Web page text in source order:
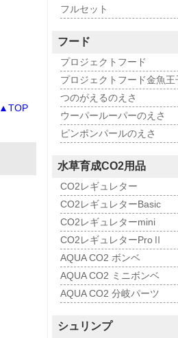
▲TOP
フルセット
フード
プロジェクトフード
プロジェクトフード金魚王
つのがえるのえさ
ウーパールーパーのえさ
ピンポンパールのえさ
水草育成CO2用品
CO2レギュレター
CO2レギュレターBasic
CO2レギュレターmini
CO2レギュレターProⅡ
AQUA CO2 ボンベ
AQUA CO2 ミニボンベ
AQUA CO2 分岐パーツ
シュリンプ